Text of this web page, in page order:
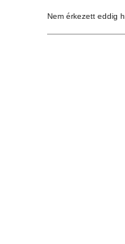
Nem érkezett eddig